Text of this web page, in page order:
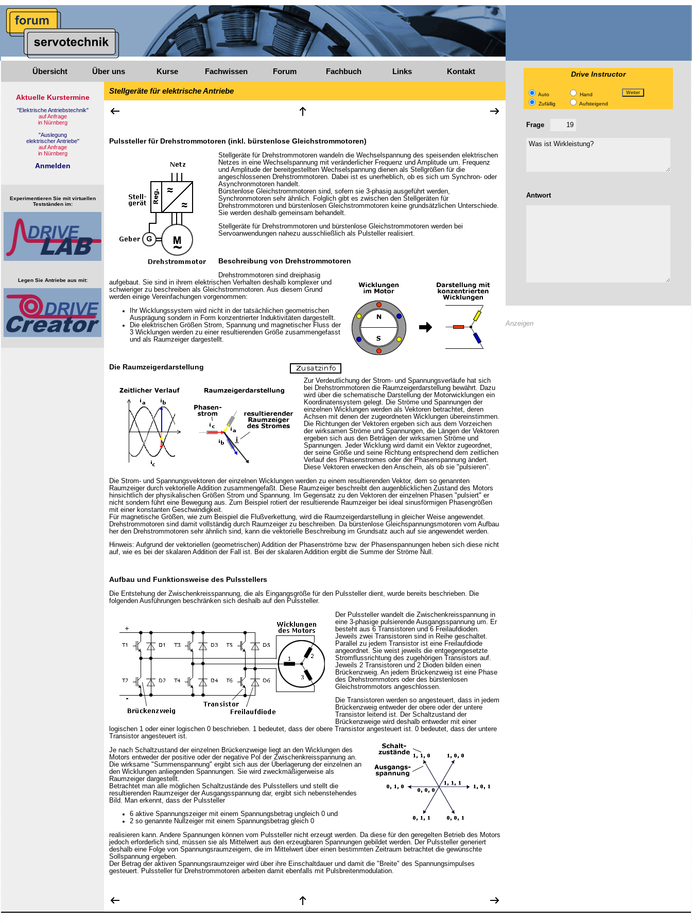
Übersicht Über uns Kurse Fachwissen Forum Fachbuch Links Kontakt
Experimentieren Sie mit virtuellen
Testständen im:
Legen Sie Antriebe aus mit:
Stellgeräte für elektrische Antriebe
Pulssteller für Drehstrommotoren (inkl. bürstenlose Gleichstrommotoren)
Stellgeräte für Drehstrommotoren wandeln die Wechselspannung des speisenden elektrischen
Netzes in eine Wechselspannung mit veränderlicher Frequenz und Amplitude um. Frequenz
und Amplitude der bereitgestellten Wechselspannung dienen als Stellgrößen für die
angeschlossenen Drehstrommotoren. Dabei ist es unerheblich, ob es sich um Synchron- oder
Asynchronmotoren handelt.
Bürstenlose Gleichstrommotoren sind, sofern sie 3-phasig ausgeführt werden,
Synchronmotoren sehr ähnlich. Folglich gibt es zwischen den Stellgeräten für
Drehstrommotoren und bürstenlosen Gleichstrommotoren keine grundsätzlichen Unterschiede.
Sie werden deshalb gemeinsam behandelt.
Stellgeräte für Drehstrommotoren und bürstenlose Gleichstrommotoren werden bei
Servoanwendungen nahezu ausschließlich als Pulsteller realisiert.
Beschreibung von Drehstrommotoren
Drehstrommotoren sind dreiphasig
aufgebaut. Sie sind in ihrem elektrischen Verhalten deshalb komplexer und
schwieriger zu beschreiben als Gleichstrommotoren. Aus diesem Grund
werden einige Vereinfachungen vorgenommen:
Ihr Wicklungssystem wird nicht in der tatsächlichen geometrischen
Ausprägung sondern in Form konzentrierter Induktivitäten dargestellt.
Die elektrischen Größen Strom, Spannung und magnetischer Fluss der
3 Wicklungen werden zu einer resultierenden Größe zusammengefasst
und als Raumzeiger dargestellt.
Die Raumzeigerdarstellung
Zur Verdeutlichung der Strom- und Spannungsverläufe hat sich
bei Drehstrommotoren die Raumzeigerdarstellung bewährt. Dazu
wird über die schematische Darstellung der Motorwicklungen ein
Koordinatensystem gelegt. Die Ströme und Spannungen der
einzelnen Wicklungen werden als Vektoren betrachtet, deren
Achsen mit denen der zugeordneten Wicklungen übereinstimmen.
Die Richtungen der Vektoren ergeben sich aus dem Vorzeichen
der wirksamen Ströme und Spannungen, die Längen der Vektoren
ergeben sich aus den Beträgen der wirksamen Ströme und
Spannungen. Jeder Wicklung wird damit ein Vektor zugeordnet,
der seine Größe und seine Richtung entsprechend dem zeitlichen
Verlauf des Phasenstromes oder der Phasenspannung ändert.
Diese Vektoren erwecken den Anschein, als ob sie "pulsieren".
Die Strom- und Spannungsvektoren der einzelnen Wicklungen werden zu einem resultierenden Vektor, dem so genannten
Raumzeiger durch vektorielle Addition zusammengefaßt. Diese Raumzeiger beschreibt den augenblicklichen Zustand des Motors
hinsichtlich der physikalischen Größen Strom und Spannung. Im Gegensatz zu den Vektoren der einzelnen Phasen "pulsiert" er
nicht sondern führt eine Bewegung aus. Zum Beispiel rotiert der resultierende Raumzeiger bei ideal sinusförmigen Phasengrößen
mit einer konstanten Geschwindigkeit.
Für magnetische Größen, wie zum Beispiel die Flußverkettung, wird die Raumzeigerdarstellung in gleicher Weise angewendet.
Drehstrommotoren sind damit vollständig durch Raumzeiger zu beschreiben. Da bürstenlose Gleichspannungsmotoren vom Aufbau
her den Drehstrommotoren sehr ähnlich sind, kann die vektorielle Beschreibung im Grundsatz auch auf sie angewendet werden.
Hinweis: Aufgrund der vektoriellen (geometrischen) Addition der Phasenströme bzw. der Phasenspannungen heben sich diese nicht
auf, wie es bei der skalaren Addition der Fall ist. Bei der skalaren Addition ergibt die Summe der Ströme Null.
Aufbau und Funktionsweise des Pulsstellers
Die Entstehung der Zwischenkreisspannung, die als Eingangsgröße für den Pulssteller dient, wurde bereits beschrieben. Die
folgenden Ausführungen beschränken sich deshalb auf den Pulssteller.
Der Pulssteller wandelt die Zwischenkreisspannung in
eine 3-phasige pulsierende Ausgangsspannung um. Er
besteht aus 6 Transistoren und 6 Freilaufdioden.
Jeweils zwei Transistoren sind in Reihe geschaltet.
Parallel zu jedem Transistor ist eine Freilaufdiode
angeordnet. Sie weist jeweils die entgegengesetzte
Stromflussrichtung des zugehörigen Transistors auf.
Jeweils 2 Transistoren und 2 Dioden bilden einen
Brückenzweig. An jedem Brückenzweig ist eine Phase
des Drehstrommotors oder des bürstenlosen
Gleichstrommotors angeschlossen.
Die Transistoren werden so angesteuert, dass in jedem
Brückenzweig entweder der obere oder der untere
Transistor leitend ist. Der Schaltzustand der
Brückenzweige wird deshalb entweder mit einer
logischen 1 oder einer logischen 0 beschrieben. 1 bedeutet, dass der obere Transistor angesteuert ist. 0 bedeutet, dass der untere
Transistor angesteuert ist.
Je nach Schaltzustand der einzelnen Brückenzweige liegt an den Wicklungen des
Motors entweder der positive oder der negative Pol der Zwischenkreisspannung an.
Die wirksame "Summenspannung" ergibt sich aus der Überlagerung der einzelnen an
den Wicklungen anliegenden Spannungen. Sie wird zweckmäßigerweise als
Raumzeiger dargestellt.
Betrachtet man alle möglichen Schaltzustände des Pulsstellers und stellt die
resultierenden Raumzeiger der Ausgangsspannung dar, ergibt sich nebenstehendes
Bild. Man erkennt, dass der Pulssteller
6 aktive Spannungszeiger mit einem Spannungsbetrag ungleich 0 und
2 so genannte Nullzeiger mit einem Spannungsbetrag gleich 0
realisieren kann. Andere Spannungen können vom Pulssteller nicht erzeugt werden. Da diese für den geregelten Betrieb des Motors
jedoch erforderlich sind, müssen sie als Mittelwert aus den erzeugbaren Spannungen gebildet werden. Der Pulssteller generiert
deshalb eine Folge von Spannungsraumzeigern, die im Mittelwert über einen bestimmten Zeitraum betrachtet die gewünschte
Sollspannung ergeben.
Der Betrag der aktiven Spannungsraumzeiger wird über ihre Einschaltdauer und damit die "Breite" des Spannungsimpulses
gesteuert. Pulssteller für Drehstrommotoren arbeiten damit ebenfalls mit Pulsbreitenmodulation.
Drive Instructor
Auto
Hand
Zufällig
Aufsteigend
Frage
Antwort
Anzeigen